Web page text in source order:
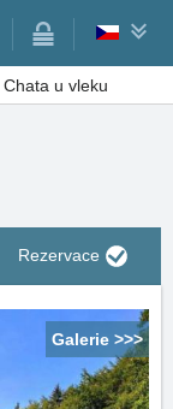
Chata u vleku
Rezervace
Galerie >>>